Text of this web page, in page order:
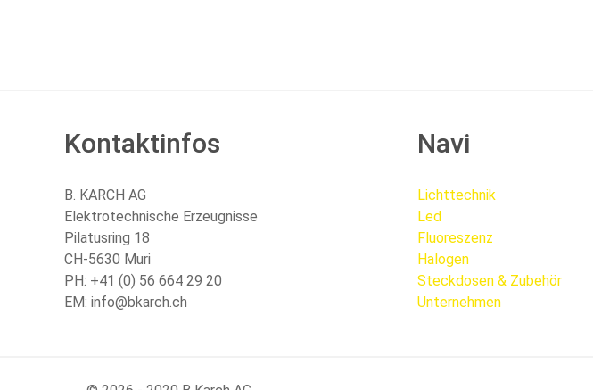
Kontaktinfos
B. KARCH AG
Elektrotechnische Erzeugnisse
Pilatusring 18
CH-5630 Muri
PH: +41 (0) 56 664 29 20
EM: info@bkarch.ch
Navi
Lichttechnik
Led
Fluoreszenz
Halogen
Steckdosen & Zubehör
Unternehmen